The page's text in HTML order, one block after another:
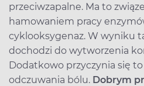
przeciwzapalne. Ma to
hamowaniem pracy
cyklooksygenaz. W wyniku
dochodzi do wytworzenia
Dodatkowo przyczynia się
odczuwania bólu. Dobrym